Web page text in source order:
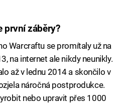
první záběry?
Warcraftu se promítaly už na
na internet ale nikdy neunikly.
až v lednu 2014 a skončilo v
náročná postprodukce.
nebo upravit přes 1000